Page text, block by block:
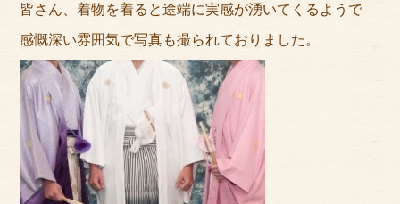
皆さん、着物を着ると途端に実感が湧いてくるようで
感慨深い雰囲気で写真も撮られておりました。